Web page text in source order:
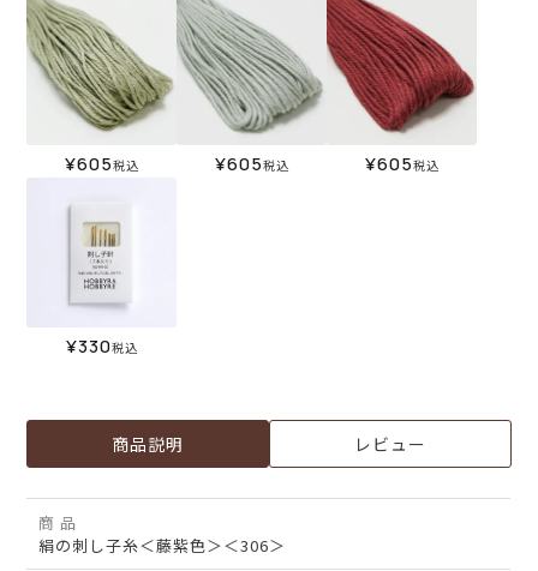
¥605税込 ¥605税込 ¥605税込
¥330税込
商品説明 レビュー
商 品
絹の刺し子糸＜藤紫色＞＜306＞